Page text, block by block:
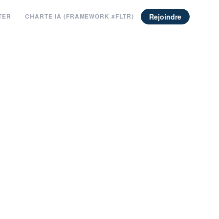
CHARTE IA (FRAMEWORK #FLTR) Rejoindre